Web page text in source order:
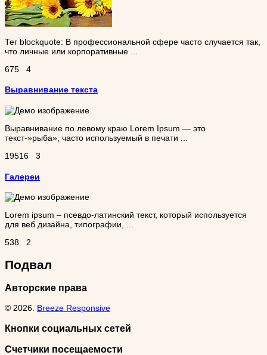
Тег blockquote: В профессиональной сфере часто случается так,
что личные или корпоративные ...
675 4
Выравнивание текста
Выравнивание по левому краю Lorem Ipsum — это
текст-»рыба», часто используемый в печати ...
19516 3
Галереи
Lorem ipsum – псевдо-латинский текст, который используется
для веб дизайна, типографии, ...
538 2
Подвал
Авторские права
© 2026. Breeze Responsive
Кнопки социальных сетей
Счетчики посещаемости